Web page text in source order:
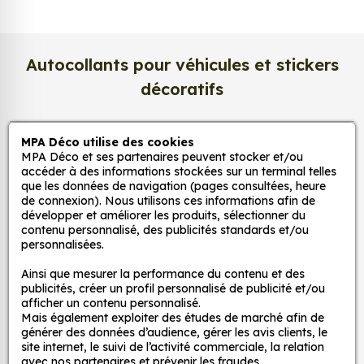
surface lisse au toucher, et une fidélité des teintes
incomparable. Vos créations conservent tout leur
éclat, sans reflets gênants ni décoloration due à la
lumière.
Une impression photo professionnelle
haute définition
Chaque affiche est produite avec desencres
pigmentaires de dernière génération, offrant un
rendu d’image précis et durable. Nos imprimantes
grand format sont calibrées pour reproduire
fidèlement les couleurs de votre fichier, qu’il
s’agisse d’unephoto, d’une illustration
vectorielle ou d’une affiche d’art
Résolution d’impression jusqu’à 2400 dpi
Autocollants pour véhicules et stickers
décoratifs
MPA Déco
Nos services
Nos sites
Mon Compte
Aide
MPA Déco utilise des cookies
MPA Déco et ses partenaires peuvent stocker et/ou
accéder à des informations stockées sur un terminal telles
que les données de navigation (pages consultées, heure
de connexion). Nous utilisons ces informations afin de
développer et améliorer les produits, sélectionner du
contenu personnalisé, des publicités standards et/ou
personnalisées.
Ainsi que mesurer la performance du contenu et des
publicités, créer un profil personnalisé de publicité et/ou
afficher un contenu personnalisé.
Mais également exploiter des études de marché afin de
générer des données d’audience, gérer les avis clients, le
site internet, le suivi de l’activité commerciale, la relation